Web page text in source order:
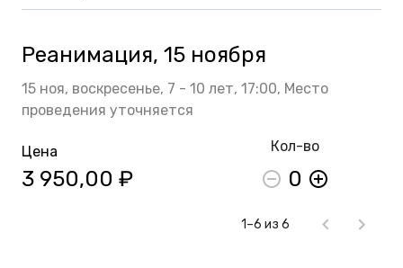
Реанимация, 15 ноября
15 ноя, воскресенье, 7 - 10 лет, 17:00, Место
проведения уточняется
Цена
3 950,00 ₽
Кол-во
0
1–6 из 6